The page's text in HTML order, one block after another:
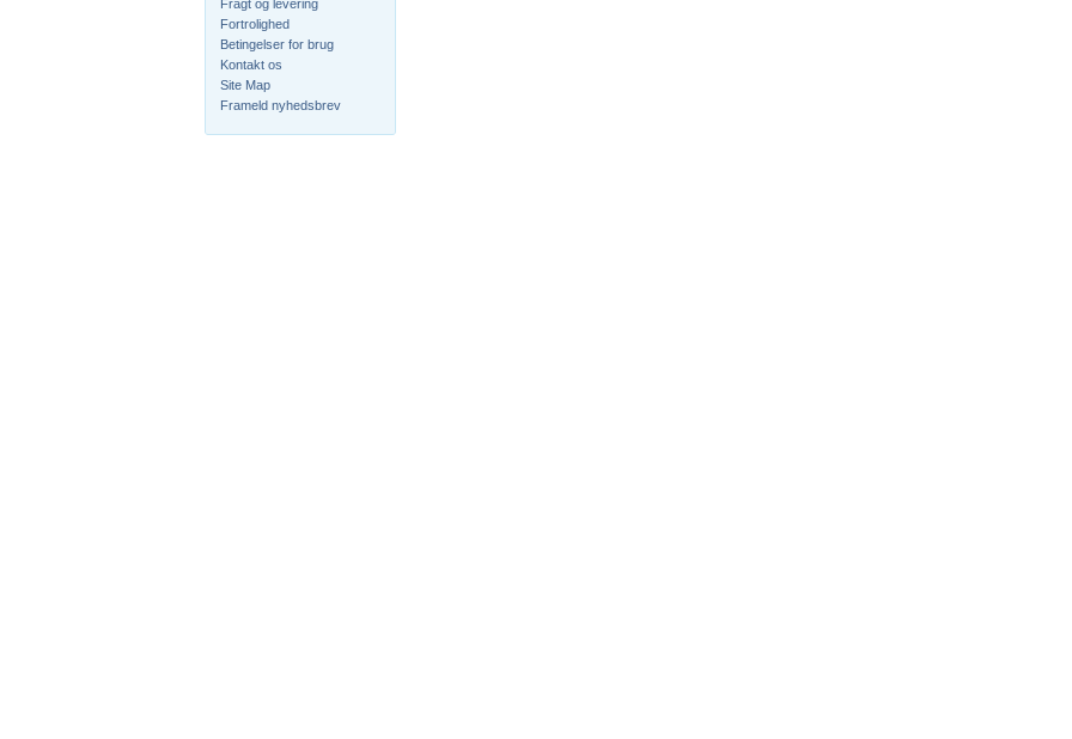
Fragt og levering
Fortrolighed
Betingelser for brug
Kontakt os
Site Map
Frameld nyhedsbrev